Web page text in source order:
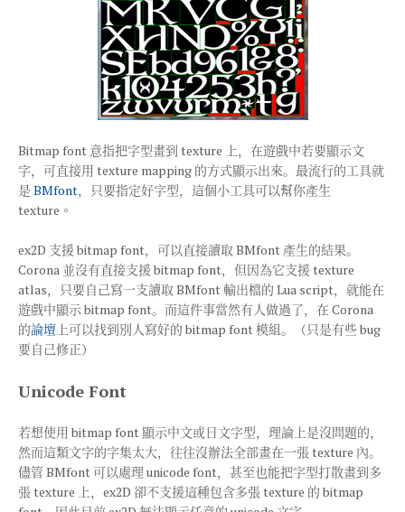
Bitmap font 意指把字型畫到 texture 上，在遊戲中若要顯示文
字，可直接用 texture mapping 的方式顯示出來。最流行的工具就
是 BMfont ，只要指定好字型，這個小工具可以幫你產生
texture。
ex2D 支援 bitmap font，可以直接讀取 BMfont 產生的結果。
Corona 並沒有直接支援 bitmap font，但因為它支援 texture
atlas，只要自己寫一支讀取 BMfont 輸出檔的 Lua script，就能在
遊戲中顯示 bitmap font。而這件事當然有人做過了，在 Corona
的論壇 上可以找到別人寫好的 bitmap font 模組。（只是有些 bug
要自己修正）
Unicode Font
若想使用 bitmap font 顯示中文或日文字型，理論上是沒問題的，
然而這類文字的字集太大，往往沒辦法全部畫在一張 texture 內。
儘管 BMfont 可以處理 unicode font，甚至也能把字型打散畫到多
張 texture 上，ex2D 卻不支援這種包含多張 texture 的 bitmap